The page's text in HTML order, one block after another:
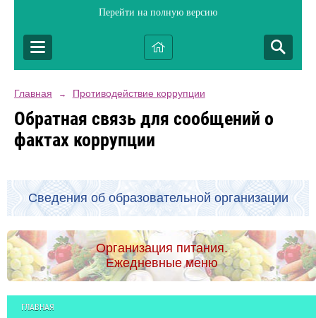
Перейти на полную версию
Главная → Противодействие коррупции
Обратная связь для сообщений о
фактах коррупции
Сведения об образовательной организации
Организация питания.
Ежедневные меню
ГЛАВНАЯ